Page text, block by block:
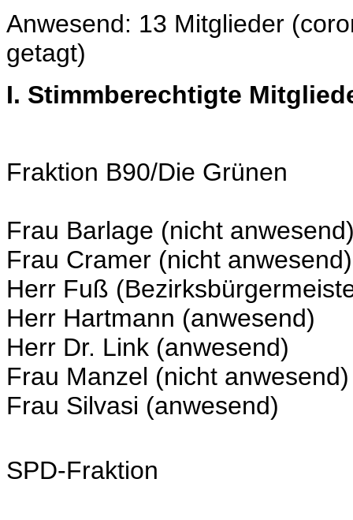
Anwesend: 13 Mitglieder
getagt)
I. Stimmberechtigte
Fraktion B90/Die Grünen
Frau Barlage (nicht
Frau Cramer (nicht anwesend)
Herr Fuß
Herr Hartmann (anwesend)
Herr Dr. Link (anwesend)
Frau Manzel (nicht anwesend)
Frau Silvasi (anwesend)
SPD-Fraktion